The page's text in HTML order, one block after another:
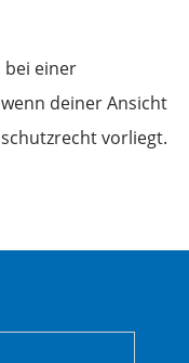
bei einer
deiner Ansicht
vorliegt.